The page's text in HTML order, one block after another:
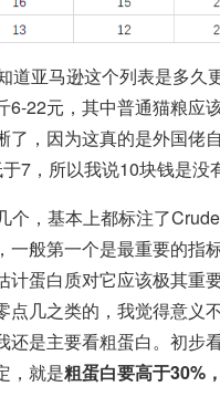
道亚马逊这个列表是多久
6-22元，其中普通猫粮应
了，因为这真的是外国佬
7，所以我说10块钱是没
个，基本上都标注了
一般第一个是最重要的指
蛋白质对它应该极其重
点几之类的，我觉得意
是主要看粗蛋白。初步
，就是粗蛋白要高于30%